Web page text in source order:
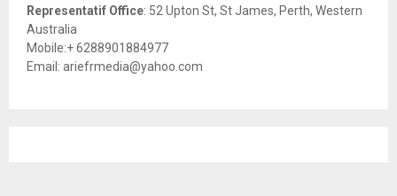
Representatif Office: 52 Upton St, St James, Perth, Western
Australia
Mobile:+ 6288901884977
Email: ariefrmedia@yahoo.com